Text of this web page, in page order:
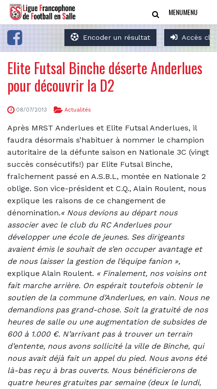
Encoder un résultat Accès
MENUMENU
Elite Futsal Binche déserte Anderlues
pour découvrir la D2
08/07/2013 Actualités
Après MRST Anderlues et Elite Futsal Anderlues, il
faudra désormais s’habituer à nommer le champion
autoritaire de la défunte saison en Nationale 3C (vingt
succès consécutifs!) par Elite Futsal Binche,
fraîchement passé en A.S.B.L, montée en Nationale 2
oblige. Son vice-président et C.Q., Alain Roulent, nous
explique les raisons de ce changement de
dénomination.« Nous devions au départ nous
associer avec le club du RC Anderlues pour
développer une école de jeunes. Ses dirigeants
avaient émis le souhait de s’en occuper avantage et
de nous laisser la gestion de l’équipe fanion »,
explique Alain Roulent. « Finalement, nos voisins ont
fait marche arrière. On espérait toutefois obtenir le
soutien de la commune d’Anderlues, en vain. Nous ne
demandions pas grand-chose. Soit la gratuité de nos
heures de salle ou une augmentation de subsides de
600 à 1.000 €. N’arrivant pas à trouver un terrain
d’entente, nous avons sollicité la ville de Binche, qui
nous avait déjà fait un appel du pied. Nous avons été
là-bas reçu à bras ouverts. Nous bénéficierons de
quatre heures gratuites par semaine (deux le lundi,